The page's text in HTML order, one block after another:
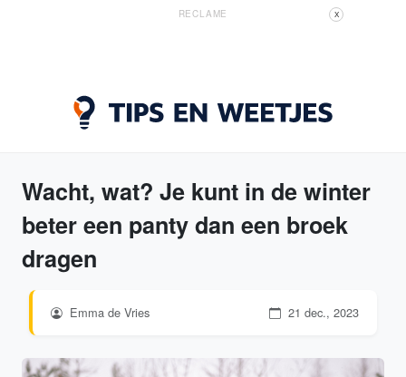
RECLAME X
Wacht, wat? Je kunt in de winter
beter een panty dan een broek
dragen
Emma de Vries 21 dec., 2023